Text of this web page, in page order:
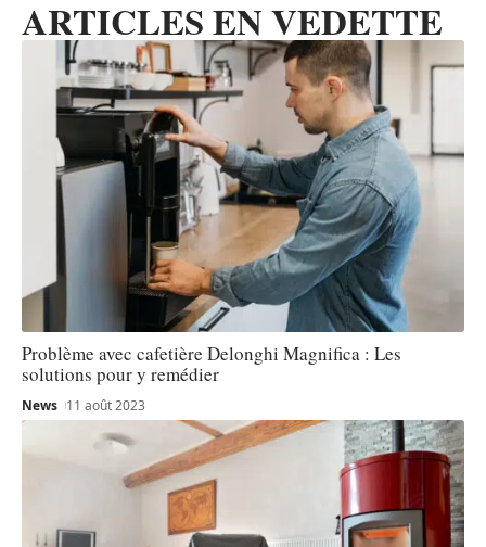
ARTICLES EN VEDETTE
Problème avec cafetière Delonghi Magnifica : Les
solutions pour y remédier
News 11 août 2023